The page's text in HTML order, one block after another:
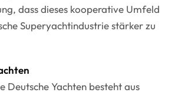
dass dieses kooperative Umfeld
Superyachtindustrie stärker zu
Deutsche Yachten besteht aus